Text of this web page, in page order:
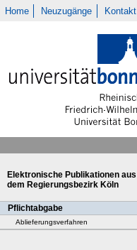
Home Neuzugänge Kontakt
Elektronische Publikationen aus
dem Regierungsbezirk Köln
Pflichtabgabe
Ablieferungsverfahren